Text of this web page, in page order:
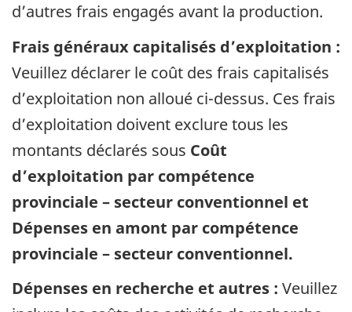
d’autres frais engagés avant la production.
Frais généraux capitalisés d’exploitation :
Veuillez déclarer le coût des frais capitalisés
d’exploitation non alloué ci-dessus. Ces frais
d’exploitation doivent exclure tous les
montants déclarés sous Coût
d’exploitation par compétence
provinciale – secteur conventionnel et
Dépenses en amont par compétence
provinciale – secteur conventionnel.
Dépenses en recherche et autres : Veuillez